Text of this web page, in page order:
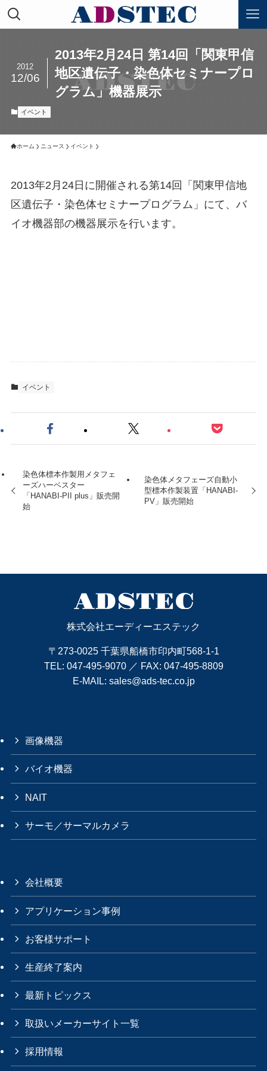
2013年2月24日 第14回「関東甲信
地区遺伝子・染色体セミナープロ
グラム」機器展示
2012
12/06
イベント
ホーム ニュース イベント
2013年2月24日に開催される第14回「関東甲信地
区遺伝子・染色体セミナープログラム」にて、バ
イオ機器部の機器展示を行います。
イベント
染色体標本作製用メタフェ
ーズハーベスター
「HANABI-PII plus」販売開
始
染色体メタフェーズ自動小
型標本作製装置「HANABI-
PV」販売開始
株式会社エーディーエステック
〒273-0025 千葉県船橋市印内町568-1-1
TEL: 047-495-9070／ FAX: 047-495-8809
E-MAIL: sales@ads-tec.co.jp
画像機器
バイオ機器
NAIT
サーモ／サーマルカメラ
会社概要
アプリケーション事例
お客様サポート
生産終了案内
最新トピックス
取扱いメーカーサイト一覧
採用情報